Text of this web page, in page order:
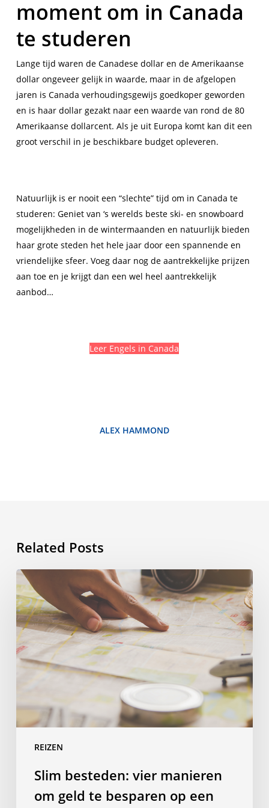
moment om in Canada
te studeren
Lange tijd waren de Canadese dollar en de Amerikaanse
dollar ongeveer gelijk in waarde, maar in de afgelopen
jaren is Canada verhoudingsgewijs goedkoper geworden
en is haar dollar gezakt naar een waarde van rond de 80
Amerikaanse dollarcent. Als je uit Europa komt kan dit een
groot verschil in je beschikbare budget opleveren.
Natuurlijk is er nooit een “slechte” tijd om in Canada te
studeren: Geniet van ‘s werelds beste ski- en snowboard
mogelijkheden in de wintermaanden en natuurlijk bieden
haar grote steden het hele jaar door een spannende en
vriendelijke sfeer. Voeg daar nog de aantrekkelijke prijzen
aan toe en je krijgt dan een wel heel aantrekkelijk
aanbod…
Leer Engels in Canada
ALEX HAMMOND
Related Posts
REIZEN
Slim
besteden:
vier
manieren
om
geld
te
Slim besteden: vier manieren
om geld te besparen op een